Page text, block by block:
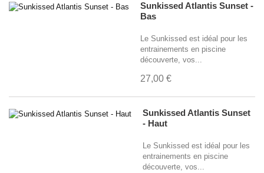
Sunkissed Atlantis Sunset -
Bas
Le Sunkissed est idéal pour les
entrainements en piscine
découverte, vos...
27,00 €
Sunkissed Atlantis Sunset
- Haut
Le Sunkissed est idéal pour les
entrainements en piscine
découverte, vos...